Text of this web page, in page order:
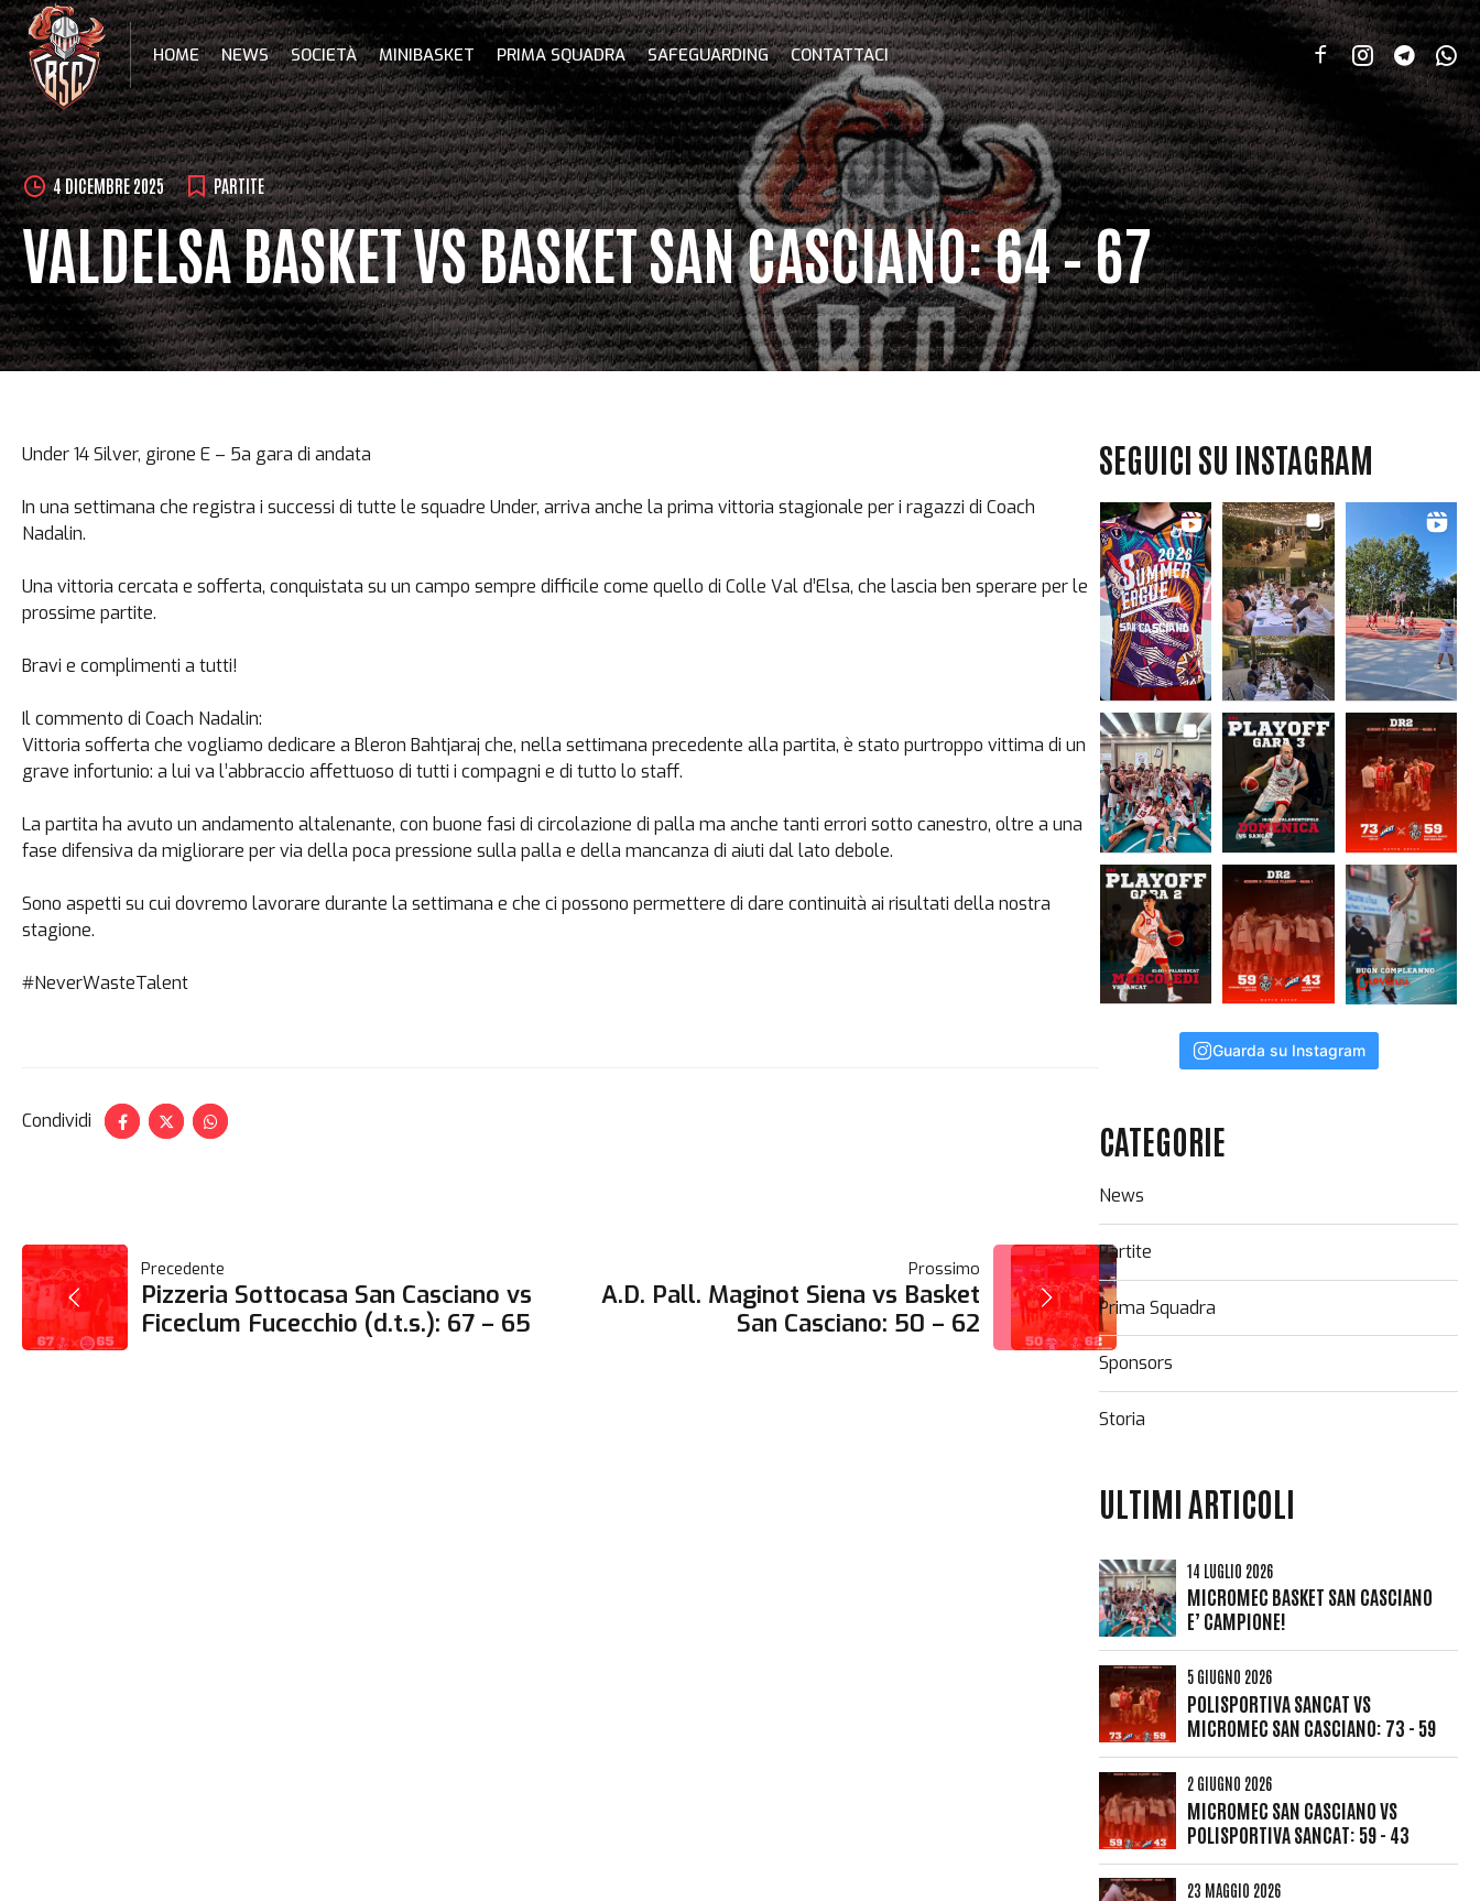
Skip
to
content
HOME NEWS SOCIETÀ MINIBASKET PRIMA SQUADRA SAFEGUARDING CONTATTACI
4 DICEMBRE 2025 PARTITE
VALDELSA BASKET VS BASKET SAN CASCIANO: 64 – 67
Under 14 Silver, girone E – 5a gara di andata
In una settimana che registra i successi di tutte le squadre Under, arriva anche la prima vittoria stagionale per i ragazzi di Coach
Nadalin.
Una vittoria cercata e sofferta, conquistata su un campo sempre difficile come quello di Colle Val d’Elsa, che lascia ben sperare per le
prossime partite.
Bravi e complimenti a tutti!
Il commento di Coach Nadalin:
Vittoria sofferta che vogliamo dedicare a Bleron Bahtjaraj che, nella settimana precedente alla partita, è stato purtroppo vittima di un
grave infortunio: a lui va l’abbraccio affettuoso di tutti i compagni e di tutto lo staff.
La partita ha avuto un andamento altalenante, con buone fasi di circolazione di palla ma anche tanti errori sotto canestro, oltre a una
fase difensiva da migliorare per via della poca pressione sulla palla e della mancanza di aiuti dal lato debole.
Sono aspetti su cui dovremo lavorare durante la settimana e che ci possono permettere di dare continuità ai risultati della nostra
stagione.
#NeverWasteTalent
Condividi
NAVIGAZIONE
ARTICOLI
Precedente
Pizzeria Sottocasa San Casciano vs
Ficeclum Fucecchio (d.t.s.): 67 – 65
Prossimo
A.D. Pall. Maginot Siena vs Basket
San Casciano: 50 – 62
SEGUICI SU INSTAGRAM
Guarda su Instagram
CATEGORIE
News
Partite
Prima Squadra
Sponsors
Storia
ULTIMI ARTICOLI
14 LUGLIO 2026
MICROMEC BASKET SAN CASCIANO
E’ CAMPIONE!
5 GIUGNO 2026
POLISPORTIVA SANCAT VS
MICROMEC SAN CASCIANO: 73 - 59
2 GIUGNO 2026
MICROMEC SAN CASCIANO VS
POLISPORTIVA SANCAT: 59 - 43
23 MAGGIO 2026